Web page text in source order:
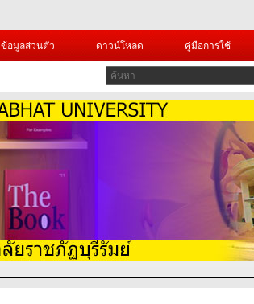
ข้อมูลส่วนตัว ดาวน์โหลด คู่มือการใช้